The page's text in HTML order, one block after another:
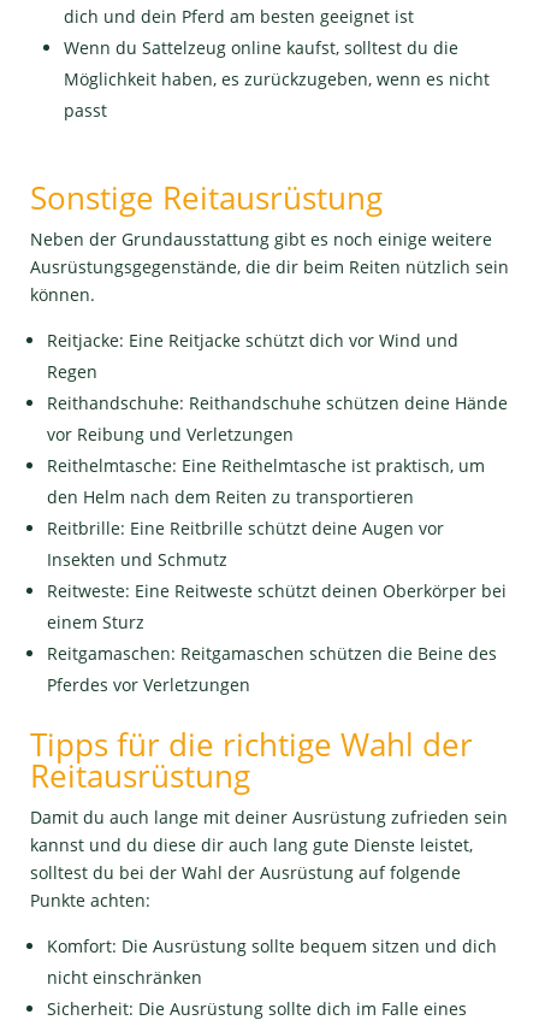
dich und dein Pferd am besten geeignet ist
Wenn du Sattelzeug online kaufst, solltest du die
Möglichkeit haben, es zurückzugeben, wenn es nicht
passt
Sonstige Reitausrüstung
Neben der Grundausstattung gibt es noch einige weitere
Ausrüstungsgegenstände, die dir beim Reiten nützlich sein
können.
Reitjacke: Eine Reitjacke schützt dich vor Wind und
Regen
Reithandschuhe: Reithandschuhe schützen deine Hände
vor Reibung und Verletzungen
Reithelmtasche: Eine Reithelmtasche ist praktisch, um
den Helm nach dem Reiten zu transportieren
Reitbrille: Eine Reitbrille schützt deine Augen vor
Insekten und Schmutz
Reitweste: Eine Reitweste schützt deinen Oberkörper bei
einem Sturz
Reitgamaschen: Reitgamaschen schützen die Beine des
Pferdes vor Verletzungen
Tipps für die richtige Wahl der
Reitausrüstung
Damit du auch lange mit deiner Ausrüstung zufrieden sein
kannst und du diese dir auch lang gute Dienste leistet,
solltest du bei der Wahl der Ausrüstung auf folgende
Punkte achten:
Komfort: Die Ausrüstung sollte bequem sitzen und dich
nicht einschränken
Sicherheit: Die Ausrüstung sollte dich im Falle eines